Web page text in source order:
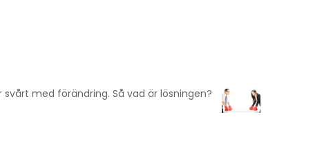
svårt med förändring. Så vad är lösningen?